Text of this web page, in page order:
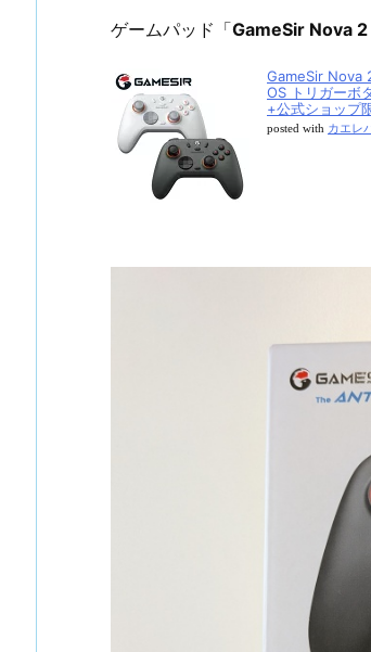
ゲームパッド「GameSir Nova
GameSir Nova
OS トリガーボ
+公式ショップ
posted with カエレ